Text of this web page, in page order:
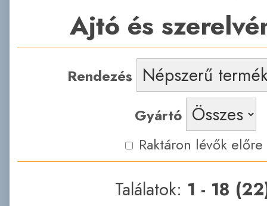
Ajtó és
Rendezés
Gyártó
Raktáron lévők előre
Találatok: 1 - 18